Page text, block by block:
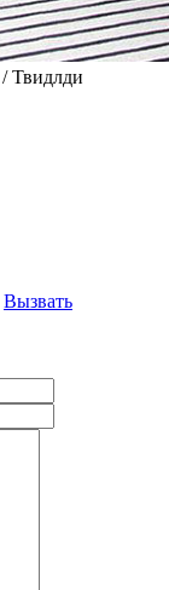
/ Твидлди
Вызвать